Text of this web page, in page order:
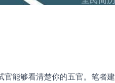
能够看清楚你的五官。笔者建